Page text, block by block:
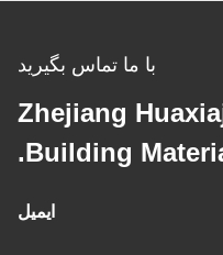
با ما تماس بگیرید
Zhejiang
Building
ایمیل